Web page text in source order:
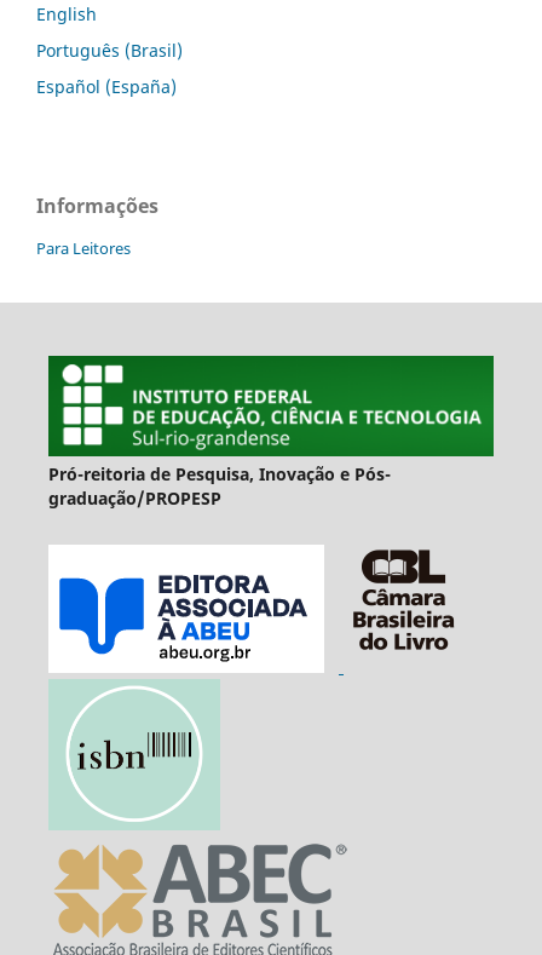
English
Português (Brasil)
Español (España)
Informações
Para Leitores
Pró-reitoria de Pesquisa, Inovação e Pós-
graduação/PROPESP